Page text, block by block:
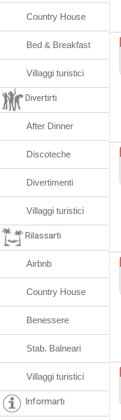
Country House
Bed & Breakfast
Villaggi turistici
Divertirti
After Dinner
Discoteche
Divertimenti
Villaggi turistici
Rilassarti
Airbnb
Country House
Benessere
Stab. Balneari
Villaggi turistici
Informarti